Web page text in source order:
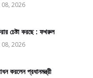
2026
চেষ্টা করছে : ফখরুল
2026
করলেন প্রধানমন্ত্রী